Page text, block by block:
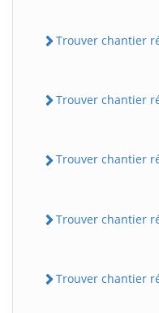
Trouver chantier
Trouver chantier
Trouver chantier
Trouver chantier
Trouver chantier